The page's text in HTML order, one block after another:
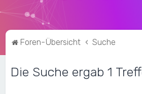
Foren-Übersicht Suche
Die Suche ergab 1